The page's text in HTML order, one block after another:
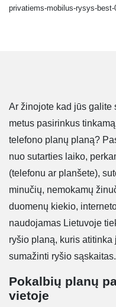
privatiems-mobilus-rysys-best-
Ar žinojote kad jūs galite
metus pasirinkus
telefono planų planą?
nuo sutarties laiko,
(telefonu ar planšete),
minučių, nemokamų
duomenų kiekio,
naudojamas Lietuvoje
ryšio planą, kuris
sumažinti ryšio sąskaitas.
Pokalbių planų
vietoje